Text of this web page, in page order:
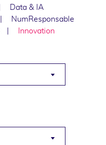
Data & IA
NumResponsable
Innovation